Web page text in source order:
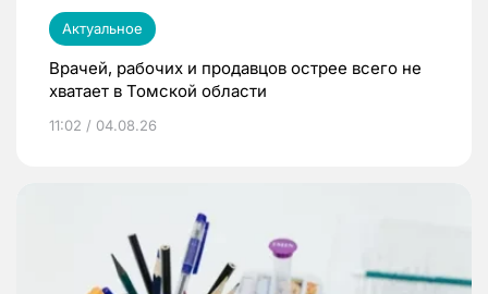
Актуальное
Врачей, рабочих и продавцов острее всего не
хватает в Томской области
11:02 / 04.08.26